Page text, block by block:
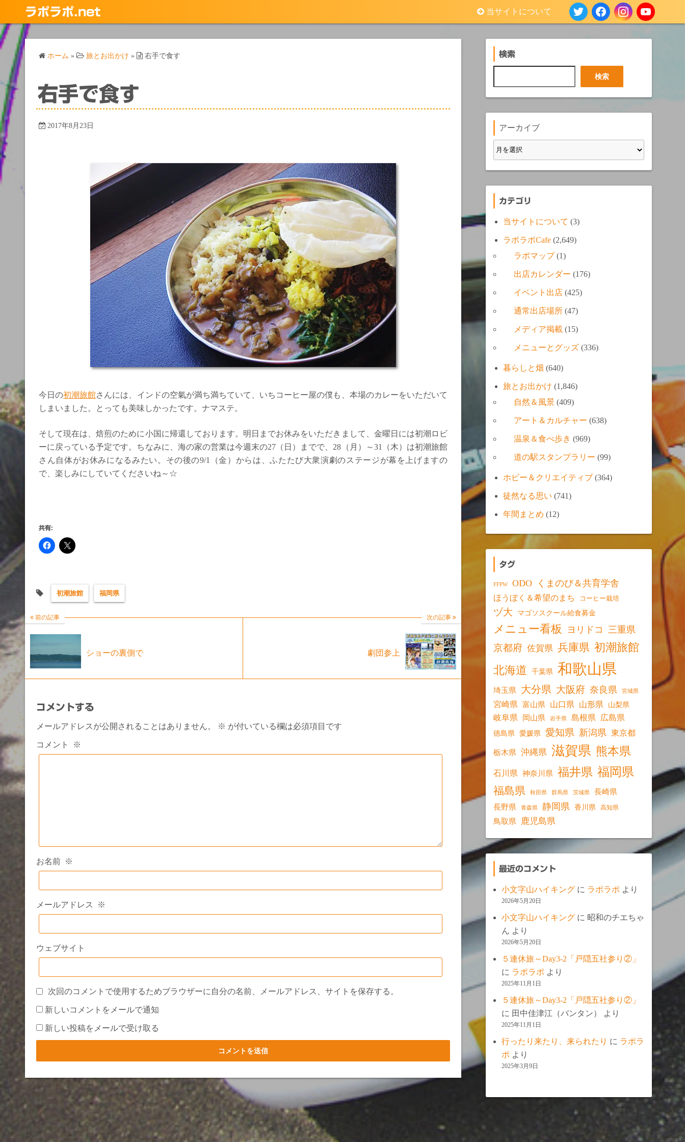
テ
ン
ス
キ
ッ
プ
ラポラポ.net 当サイトについて
ホーム » 旅とお出かけ » 右手で食す
右手で食す
2017年8月23日
今日の初潮旅館さんには、インドの空氣が満ち満ちていて、いちコーヒー屋の僕も、本場のカレーをいただいて
しまいました。とっても美味しかったです。ナマステ。
そして現在は、焙煎のために小国に帰還しております。明日までお休みをいただきまして、金曜日には初潮ロビ
ーに戻っている予定です。ちなみに、海の家の営業は今週末の27（日）までで、28（月）～31（木）は初潮旅館
さん自体がお休みになるみたい。その後の9/1（金）からは、ふたたび大衆演劇のステージが幕を上げますの
で、楽しみにしていてくださいね～☆
共有:
初潮旅館 福岡県
前の記事
ショーの裏側で
次の記事
劇団参上
コメントする
メールアドレスが公開されることはありません。 ※ が付いている欄は必須項目です
コメント ※
お名前 ※
メールアドレス ※
ウェブサイト
次回のコメントで使用するためブラウザーに自分の名前、メールアドレス、サイトを保存する。
新しいコメントをメールで通知
新しい投稿をメールで受け取る
検索
索
検索
アーカイブ
カテゴリ
当サイトについて (3)
ラポラポCafe (2,649)
ラポマップ(1)
出店カレンダー (176)
イベント出店 (425)
通常出店場所 (47)
メディア掲載 (15)
メニューとグッズ (336)
暮らしと畑 (640)
旅とお出かけ (1,846)
自然＆風景 (409)
アート＆カルチャー (638)
温泉＆食べ歩き (969)
道の駅スタンプラリー (99)
ホビー＆クリエイティブ (364)
徒然なる思い (741)
年間まとめ (12)
タグ
FFPW ODO くまのび＆共育学舎
ほうぼく＆希望のまち コーヒー栽培
ヅ大 マゴソスクール給食募金
メニュー看板 ヨリドコ 三重県
京都府 佐賀県 兵庫県 初潮旅館
北海道
千葉県 和歌山県
埼玉県 大分県 大阪府 奈良県 宮城県
宮崎県 富山県 山口県 山形県 山梨県
岐阜県 岡山県 岩手県 島根県 広島県
徳島県 愛媛県 愛知県 新潟県 東京都
栃木県 沖縄県 滋賀県 熊本県
石川県 神奈川県 福井県 福岡県
福島県 秋田県 群馬県 茨城県 長崎県
長野県 青森県 静岡県 香川県 高知県
鳥取県 鹿児島県
最近のコメント
小文字山ハイキング に ラポラポ より
2026年5月20日
小文字山ハイキング に 昭和のチエちゃ
ん より
2026年5月20日
５連休旅～Day3-2「戸隠五社参り②」
に ラポラポ より
2025年11月1日
５連休旅～Day3-2「戸隠五社参り②」
に 田中佳津江（バンタン） より
2025年11月1日
行ったり来たり、来られたり に ラポラ
ポ より
2025年3月9日